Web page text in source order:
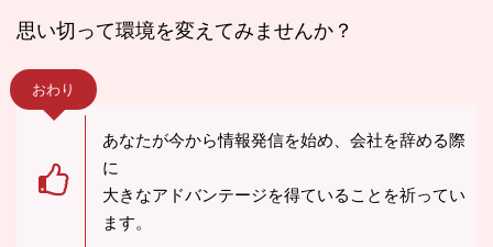
思い切って環境を変えてみませんか？
おわり
あなたが今から情報発信を始め、会社を辞める際
に
大きなアドバンテージを得ていることを祈ってい
ます。